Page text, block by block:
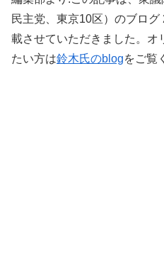
民主党、東京10区）のブロ
載させていただきました。オ
たい方は鈴木氏のblogをご覧